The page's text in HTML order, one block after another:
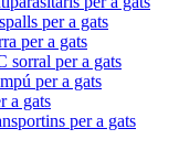
per a gats
per a gats
sorral per a gats
per a gats
a gats
per a gats